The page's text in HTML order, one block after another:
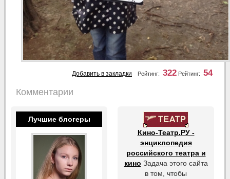
Рейтинг: 54
Рейтинг: 322
Добавить в закладки
Комментарии
Лучшие блогеры
Кино-Театр.РУ -
энциклопедия
российского театра и
кино Задача этого сайта
в том, чтобы